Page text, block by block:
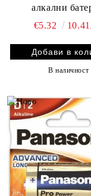
алкални
€5.32
В наличност